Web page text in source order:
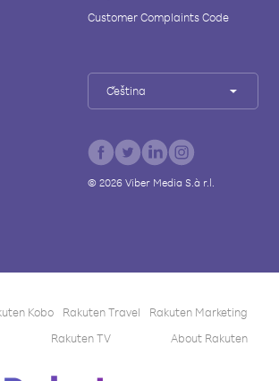
Customer Complaints Code
Čeština
© 2026Viber Media S.à r.l.
Kobo Rakuten Travel
Rakuten Marketing
Rakuten TV About Rakuten